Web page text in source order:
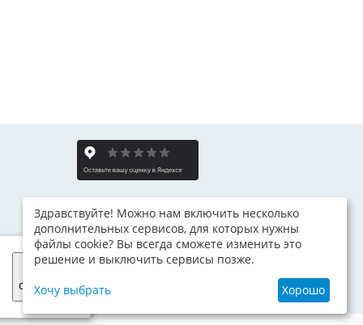
согласен
Здравствуйте! Можно нам включить несколько
дополнительных сервисов, для которых нужны
файлы cookie? Вы всегда сможете изменить это
решение и выключить сервисы позже.
Хочу выбрать Хорошо